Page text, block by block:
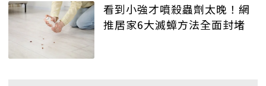
看到小強才噴殺蟲劑太晚！網
推居家6大滅蟑方法全面封堵